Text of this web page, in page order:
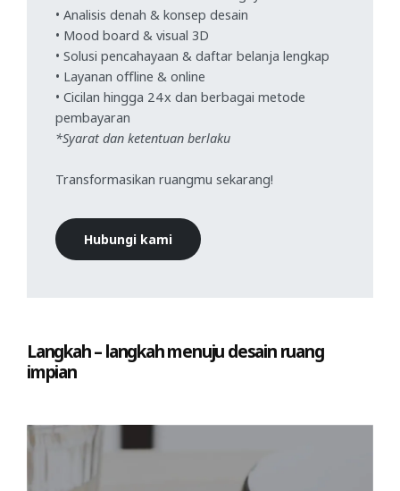
• Analisis denah & konsep desain
• Mood board & visual 3D
• Solusi pencahayaan & daftar belanja lengkap
• Layanan offline & online
• Cicilan hingga 24x dan berbagai metode
pembayaran
*Syarat dan ketentuan berlaku
Transformasikan ruangmu sekarang!
Hubungi kami
Langkah – langkah menuju desain ruang
impian